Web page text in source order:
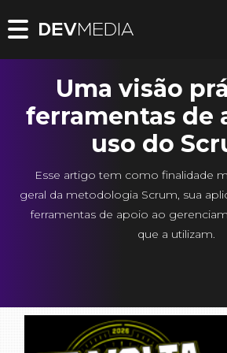
Uma visão
ferramentas de
uso do
Esse artigo tem como finalidade
geral da metodologia Scrum, sua
ferramentas de apoio ao
que a utilizam.